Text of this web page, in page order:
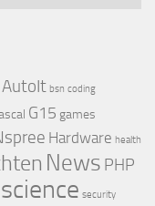
AutoIt bsn coding
G15 games
Hardware health
News PHP
science security